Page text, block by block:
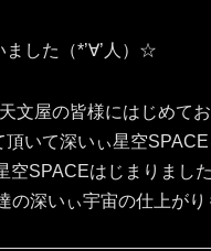
した（*’∀’人）☆
文屋の皆様にはじめて
頂いて深いぃ星空
空SPACEはじまりまし
の深いぃ宇宙の仕上がり